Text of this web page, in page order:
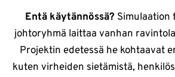
Entä käytännössä? Simulaation
johtoryhmä laittaa vanhan
Projektin edetessä he kohtaavat
kuten virheiden sietämistä,